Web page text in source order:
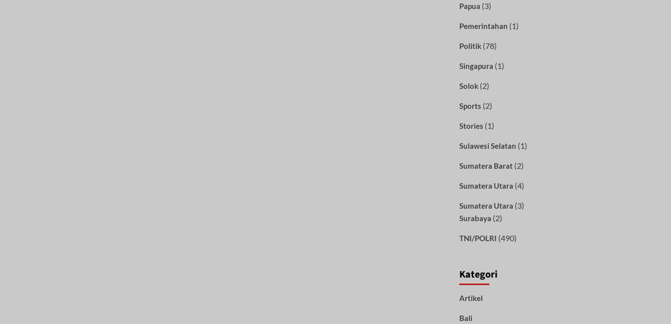
Papua (3)
Pemerintahan (1)
Politik(78)
Singapura (1)
Solok(2)
Sports (2)
Stories (1)
Sulawesi Selatan (1)
Sumatera Barat(2)
Sumatera Utara (4)
Sumatera Utara (3)
Surabaya (2)
TNI/POLRI (490)
Kategori
Artikel
Bali